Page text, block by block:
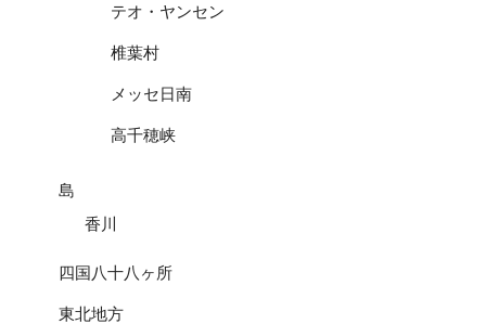
テオ・ヤンセン
椎葉村
メッセ日南
高千穂峡
島
香川
四国八十八ヶ所
東北地方